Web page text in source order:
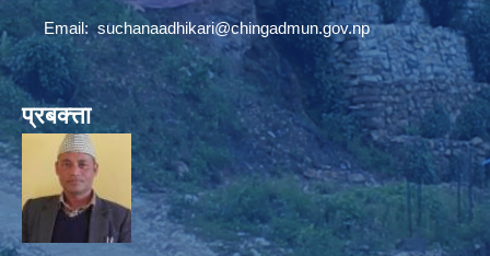
Email:suchanaadhikari@chingadmun.gov.np
प्रबक्त्ता